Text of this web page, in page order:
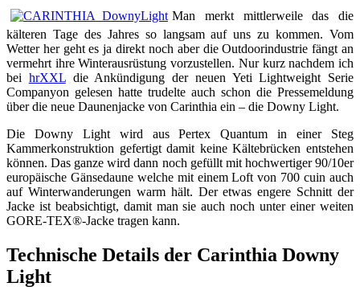
Man merkt mittlerweile das die
kälteren Tage des Jahres so langsam auf uns zu kommen. Vom
Wetter her geht es ja direkt noch aber die Outdoorindustrie fängt an
vermehrt ihre Winterausrüstung vorzustellen. Nur kurz nachdem ich
bei hrXXLdie Ankündigung der neuen Yeti Lightweight Serie
Companyon gelesen hatte trudelte auch schon die Pressemeldung
über die neue Daunenjacke von Carinthia ein – die Downy Light.
Die Downy Light wird aus Pertex Quantum in einer Steg
Kammerkonstruktion gefertigt damit keine Kältebrücken entstehen
können. Das ganze wird dann noch gefüllt mit hochwertiger 90/10er
europäische Gänsedaune welche mit einem Loft von 700 cuin auch
auf Winterwanderungen warm hält. Der etwas engere Schnitt der
Jacke ist beabsichtigt, damit man sie auch noch unter einer weiten
GORE-TEX®-Jacke tragen kann.
Technische Details der Carinthia Downy
Light